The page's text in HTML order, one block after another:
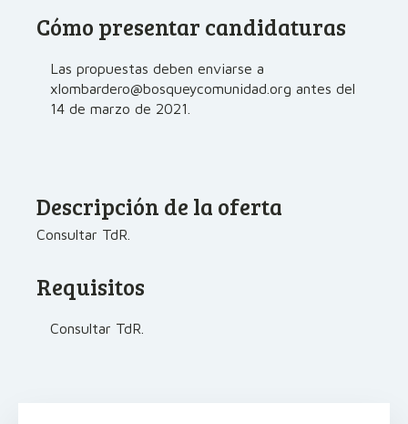
Cómo presentar candidaturas
Las propuestas deben enviarse a
xlombardero@bosqueycomunidad.org antes del
14 de marzo de 2021.
Descripción de la oferta
Consultar TdR.
Requisitos
Consultar TdR.